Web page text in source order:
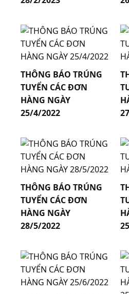
THÔNG BÁO TRÚNG
TUYỂN CÁC ĐƠN
HÀNG NGÀY
25/4/2022
THÔNG BÁO TRÚNG
TUYỂN CÁC ĐƠN
HÀNG NGÀY
28/5/2022